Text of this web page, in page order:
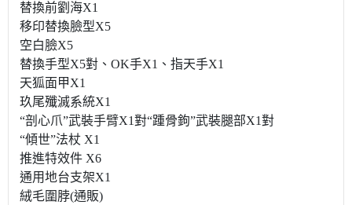
替換前劉海X1
移印替換臉型X5
空白臉X5
替換手型X5對、OK手X1、指天手X1
天狐面甲X1
玖尾殲滅系統X1
“剖心爪”武裝手臂X1對“踵骨鉤”武裝腿部X1對
“傾世”法杖 X1
推進特效件 X6
通用地台支架X1
絨毛圍脖(通販)